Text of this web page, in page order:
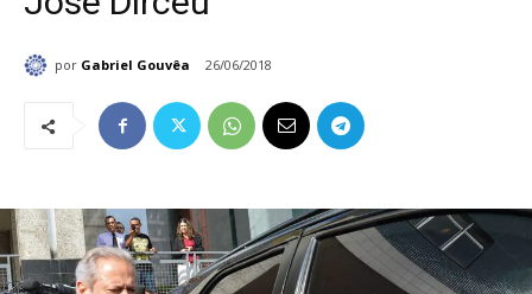
por Gabriel Gouvêa 26/06/2018